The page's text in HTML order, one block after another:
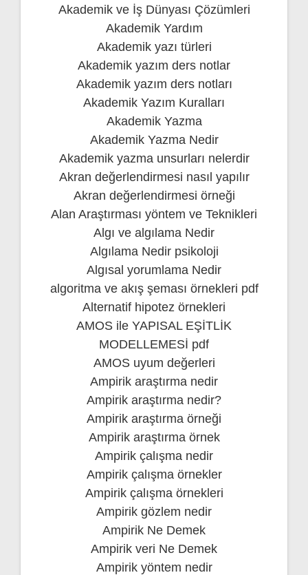
Akademik ve İş Dünyası Çözümleri
Akademik Yardım
Akademik yazı türleri
Akademik yazım ders notlar
Akademik yazım ders notları
Akademik Yazım Kuralları
Akademik Yazma
Akademik Yazma Nedir
Akademik yazma unsurları nelerdir
Akran değerlendirmesi nasıl yapılır
Akran değerlendirmesi örneği
Alan Araştırması yöntem ve Teknikleri
Algı ve algılama Nedir
Algılama Nedir psikoloji
Algısal yorumlama Nedir
algoritma ve akış şeması örnekleri pdf
Alternatif hipotez örnekleri
AMOS ile YAPISAL EŞİTLİK
MODELLEMESİ pdf
AMOS uyum değerleri
Ampirik araştırma nedir
Ampirik araştırma nedir?
Ampirik araştırma örneği
Ampirik araştırma örnek
Ampirik çalışma nedir
Ampirik çalışma örnekler
Ampirik çalışma örnekleri
Ampirik gözlem nedir
Ampirik Ne Demek
Ampirik veri Ne Demek
Ampirik yöntem nedir